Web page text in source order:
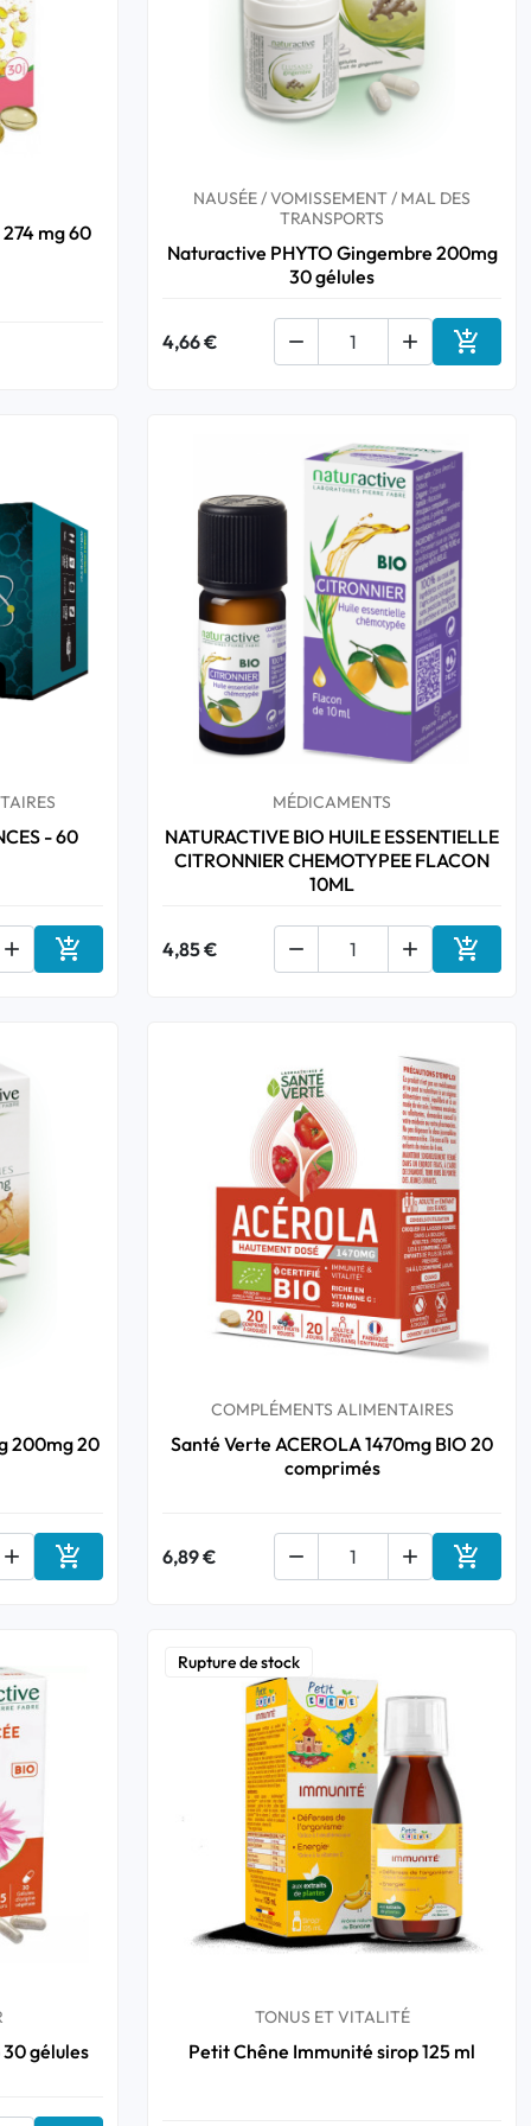
mg 60
NAUSÉE / VOMISSEMENT / MAL DES
TRANSPORTS
Naturactive PHYTO Gingembre 200mg
30 gélules
4,66 €   
- 60
 Ajouter au panier
MÉDICAMENTS
NATURACTIVE BIO HUILE ESSENTIELLE
CITRONNIER CHEMOTYPEE FLACON
10ML
4,85 €   
200mg 20
 Ajouter au panier
COMPLÉMENTS ALIMENTAIRES
Santé Verte ACEROLA 1470mg BIO 20
comprimés
6,89 €   
gélules
Rupture de stock
TONUS ET VITALITÉ
Petit Chêne Immunité sirop 125 ml